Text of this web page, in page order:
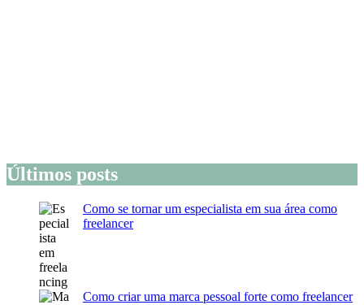
Últimos posts
Como se tornar um especialista em sua área como
freelancer
Como criar uma marca pessoal forte como freelancer